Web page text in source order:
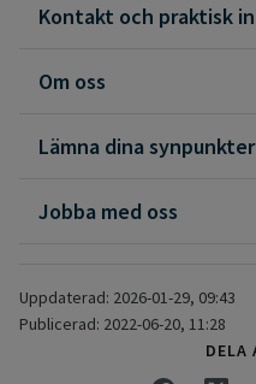
Kontakt och praktisk
Om oss
Lämna dina synpunkter
Jobba med oss
Uppdaterad: 2026-01-29, 09:43
Publicerad: 2022-06-20, 11:28
DELA